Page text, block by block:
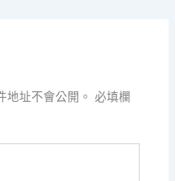
地址不會公開。 必填欄